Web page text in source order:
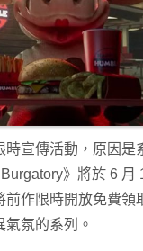
時宣傳活動，原因是
》將於 6 月
前作限時開放免費領
氛的系列。